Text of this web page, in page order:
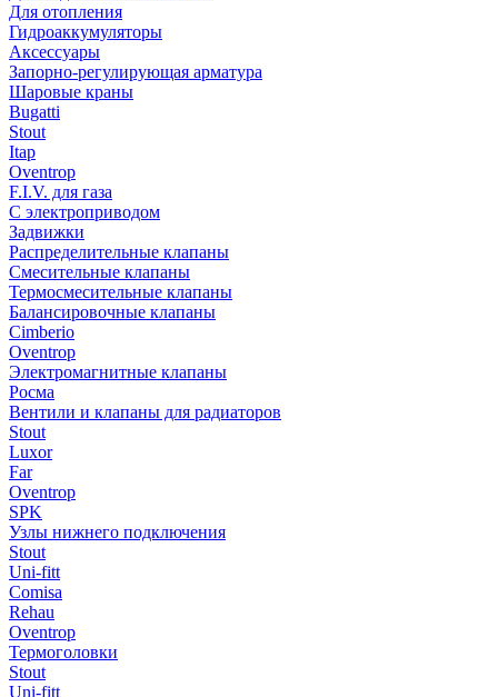
Для отопления
Гидроаккумуляторы
Аксессуары
Запорно-регулирующая арматура
Шаровые краны
Bugatti
Stout
Itap
Oventrop
F.I.V. для газа
С электроприводом
Задвижки
Распределительные клапаны
Cмесительные клапаны
Термосмесительные клапаны
Балансировочные клапаны
Cimberio
Oventrop
Электромагнитные клапаны
Росма
Вентили и клапаны для радиаторов
Stout
Luxor
Far
Oventrop
SPK
Узлы нижнего подключения
Stout
Uni-fitt
Comisa
Rehau
Oventrop
Термоголовки
Stout
Uni-fitt